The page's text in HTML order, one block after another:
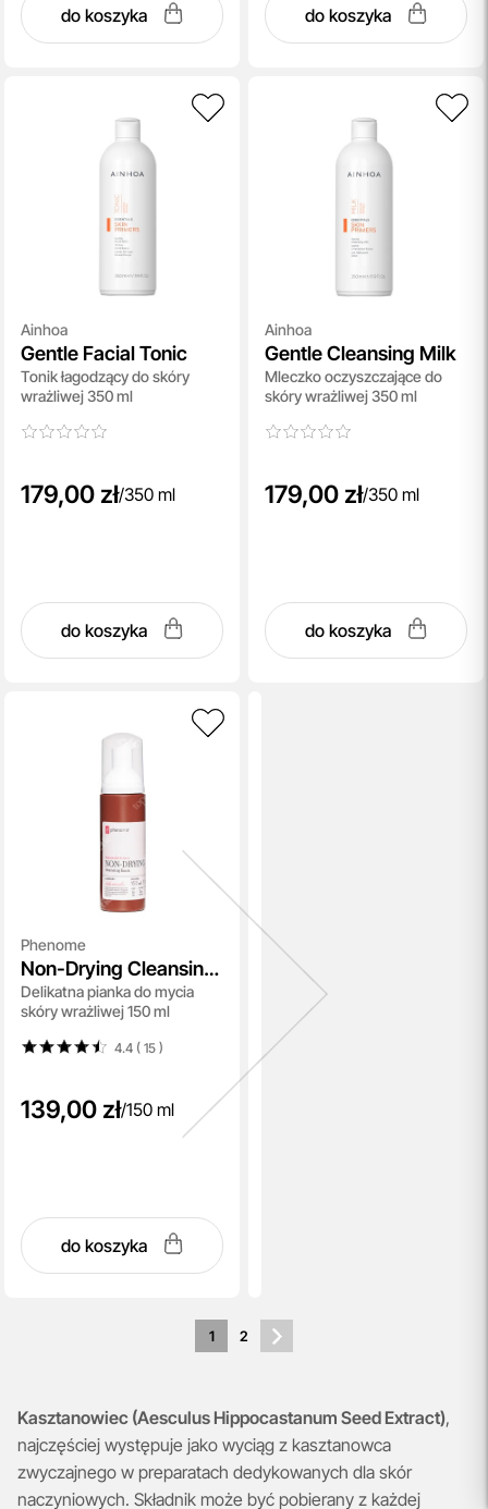
do koszyka do koszyka
Ainhoa
Gentle Facial Tonic
Tonik łagodzący do skóry
wrażliwej 350 ml
179,00 zł/350 ml
do koszyka
Ainhoa
Gentle Cleansing Milk
Mleczko oczyszczające do
skóry wrażliwej 350 ml
179,00 zł/350 ml
do koszyka
Phenome
Non-Drying Cleansing
Foam
Delikatna pianka do mycia
skóry wrażliwej 150 ml
4.4 ( 15)
139,00 zł/150 ml
do koszyka
1 2
Kasztanowiec (Aesculus Hippocastanum Seed Extract),
najczęściej występuje jako wyciąg z kasztanowca
zwyczajnego w preparatach dedykowanych dla skór
naczyniowych. Składnik może być pobierany z każdej